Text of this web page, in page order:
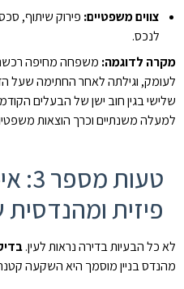
צווים משפטיים: פירוק שיתוף,
לנכס.
מקרה לדוגמה: משפחה מחיפה רכשה
לעומק, וגילתה לאחר החתימה שעל
שלישי בגין חוב ישן של הבעלים
למעלה משנתיים וכרך הוצאות
פיזית
לא כל הבעיות בדירה נראות לעין.
מהנדס בניין מוסמך היא השקעה קטנה